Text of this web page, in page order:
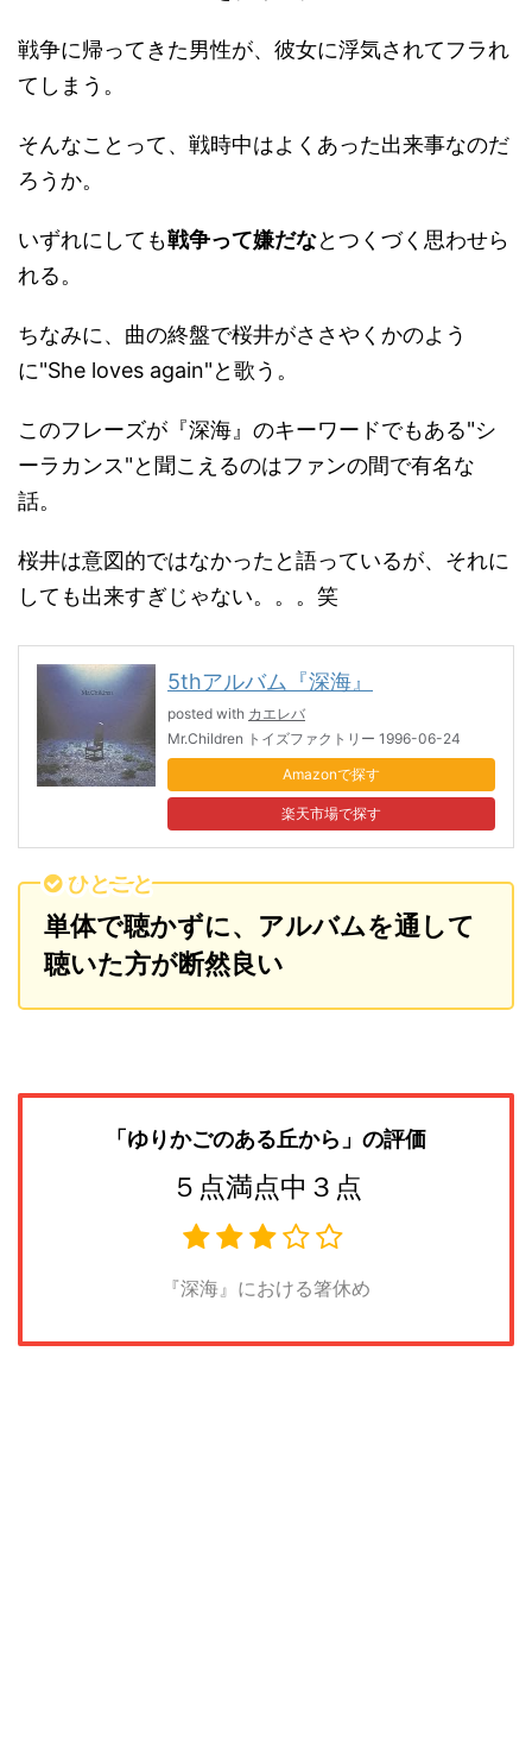
戦争に帰ってきた男性が、彼女に浮気されてフラれ
てしまう。
そんなことって、戦時中はよくあった出来事なのだ
ろうか。
いずれにしても戦争って嫌だなとつくづく思わせら
れる。
ちなみに、曲の終盤で桜井がささやくかのよう
に"She loves again"と歌う。
このフレーズが『深海』のキーワードでもある"シ
ーラカンス"と聞こえるのはファンの間で有名な
話。
桜井は意図的ではなかったと語っているが、それに
しても出来すぎじゃない。。。笑
5thアルバム『深海』
posted with カエレバ
Mr.Children トイズファクトリー 1996-06-24
Amazon
楽天市場
ひとこと
単体で聴かずに、アルバムを通して
聴いた方が断然良い
「ゆりかごのある丘から 」の評価
５点満点中３点
『深海』における箸休め